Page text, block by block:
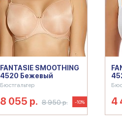
FANTASIE SMOOTHING
4520 Бежевый
Бюстгальтер
8 055 р. 8 950 р. -10% 4